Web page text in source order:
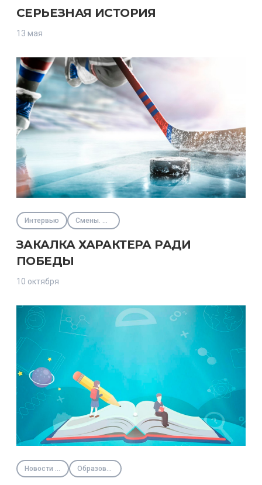
СЕРЬЕЗНАЯ ИСТОРИЯ
13 мая
Интервью Смены. Интенсивы
ЗАКАЛКА ХАРАКТЕРА РАДИ
ПОБЕДЫ
10 октября
Новости Фонда Образовательные программы